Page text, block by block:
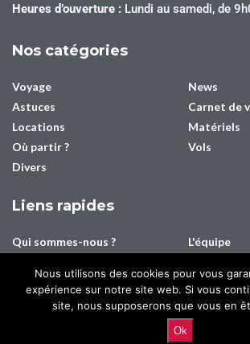
Heures d’ouverture : Lundi au samedi, de
Nos catégories
Voyage
News
Astuces
Carnet de
Locations
Matériels
Où partir ?
Vols
Divers
Liens rapides
Qui sommes-nous ?
L'équipe
Mentions légales
Plan du site
Connexion
Inscription
Nous utilisons des cookies pour vous
expérience sur notre site web. Si vous
site, nous supposerons que vous en
Ok